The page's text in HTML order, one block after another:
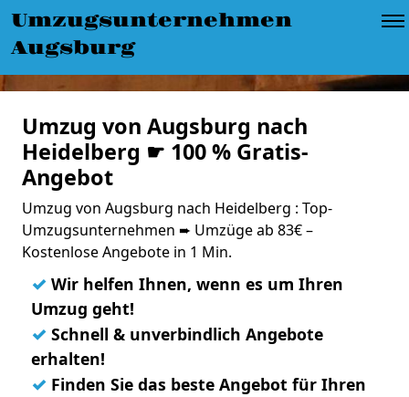
Umzugsunternehmen
Augsburg
Umzug von Augsburg nach
Heidelberg ☛ 100 % Gratis-
Angebot
Umzug von Augsburg nach Heidelberg : Top-
Umzugsunternehmen ➨ Umzüge ab 83€ –
Kostenlose Angebote in 1 Min.
✓ Wir helfen Ihnen, wenn es um Ihren
Umzug geht!
✓ Schnell & unverbindlich Angebote
erhalten!
✓ Finden Sie das beste Angebot für Ihren